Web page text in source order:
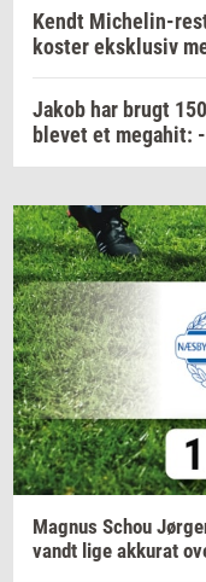
Kendt Michelin-
koster eksklusiv
Jakob har brugt
blevet et megahit:
Magnus Schou
vandt lige ak­ku­rat